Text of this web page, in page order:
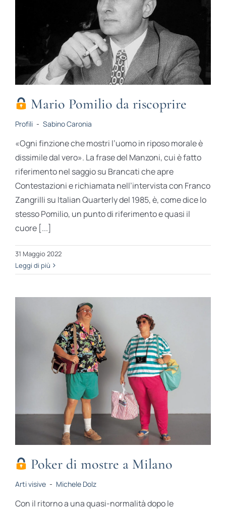
Mario Pomilio da riscoprire
Profili - Sabino Caronia
«Ogni finzione che mostri l’uomo in riposo morale è
dissimile dal vero». La frase del Manzoni, cui è fatto
riferimento nel saggio su Brancati che apre
Contestazioni e richiamata nell’intervista con Franco
Zangrilli su Italian Quarterly del 1985, è, come dice lo
stesso Pomilio, un punto di riferimento e quasi il
cuore [...]
31 Maggio 2022
Leggi di più
Poker di mostre a Milano
Arti visive - Michele Dolz
Con il ritorno a una quasi-normalità dopo le